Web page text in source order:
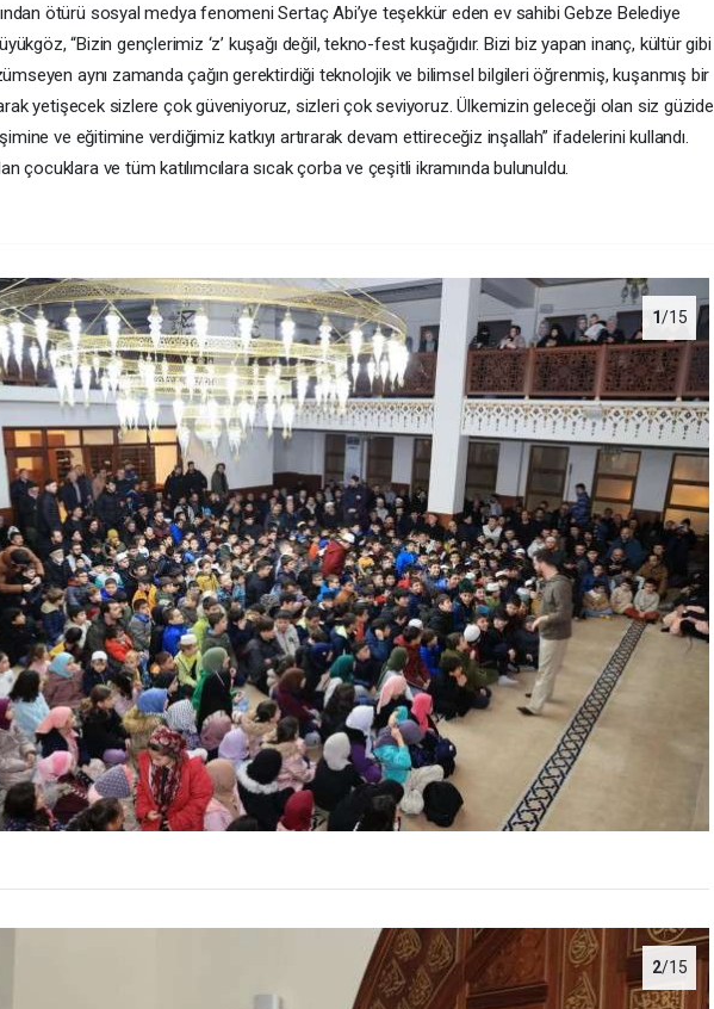
ötürü sosyal medya fenomeni Sertaç Abi’ye teşekkür eden ev sahibi Gebze Belediye
“Bizin gençlerimiz ‘z’ kuşağı değil, tekno-fest kuşağıdır. Bizi biz yapan inanç, kültür gibi
aynı zamanda çağın gerektirdiği teknolojik ve bilimsel bilgileri öğrenmiş, kuşanmış bir
yetişecek sizlere çok güveniyoruz, sizleri çok seviyoruz. Ülkemizin geleceği olan siz güzide
ve eğitimine verdiğimiz katkıyı artırarak devam ettireceğiz inşallah” ifadelerini kullandı.
çocuklara ve tüm katılımcılara sıcak çorba ve çeşitli ikramında bulunuldu.
1/15
2/15